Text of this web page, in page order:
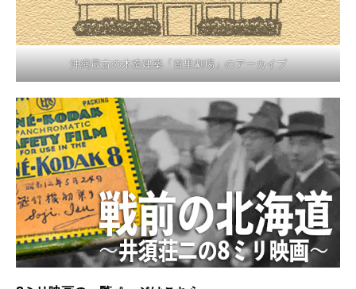
沖縄最古の木造建築「首里劇場」のアーカイブ